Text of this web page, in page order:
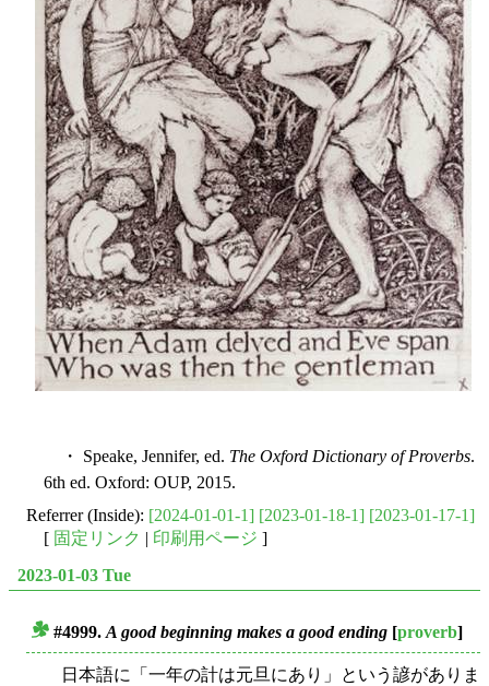
・ Speake, Jennifer, ed. The Oxford Dictionary of Proverbs.
6th ed. Oxford: OUP, 2015.
Referrer (Inside): [2024-01-01-1] [2023-01-18-1] [2023-01-17-1]
[ 固定リンク | 印刷用ページ ]
2023-01-03 Tue
#4999. A good beginning makes a good ending [proverb]
日本語に「一年の計は元旦にあり」という諺がありま